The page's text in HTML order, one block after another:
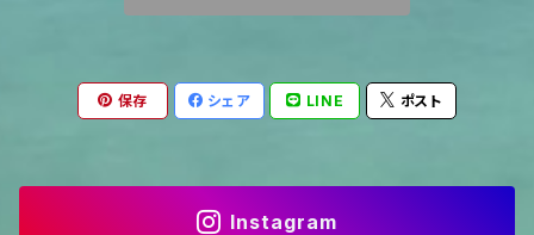
保存 シェア LINE ポスト
Instagram